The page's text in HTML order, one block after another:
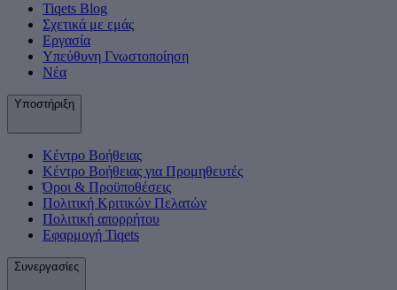
Tiqets Βlog
Σχετικά με εμάς
Εργασία
Υπεύθυνη Γνωστοποίηση
Νέα
Υποστήριξη
Κέντρο Βοήθειας
Κέντρο Βοήθειας για Προμηθευτές
Όροι & Προϋποθέσεις
Πολιτική Κριτικών Πελατών
Πολιτική απορρήτου
Εφαρμογή Tiqets
Συνεργασίες